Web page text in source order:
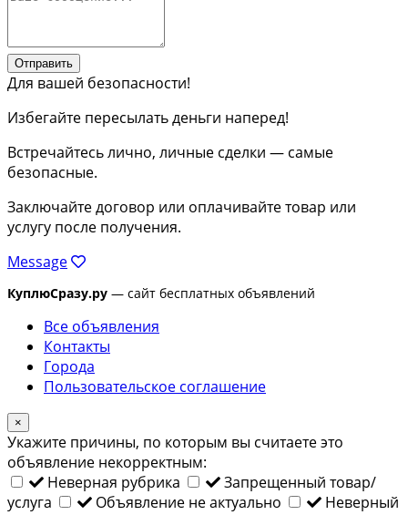
Отправить
Для вашей безопасности!
Избегайте пересылать деньги наперед!
Встречайтесь лично, личные сделки — самые
безопасные.
Заключайте договор или оплачивайте товар или
услугу после получения.
Message
КуплюСразу.ру — сайт бесплатных объявлений
Все объявления
Контакты
Города
Пользовательское соглашение
×
Укажите причины, по которым вы считаете это
объявление некорректным:
Неверная рубрика
Запрещенный товар/
услуга
Объявление не актуально
Неверный